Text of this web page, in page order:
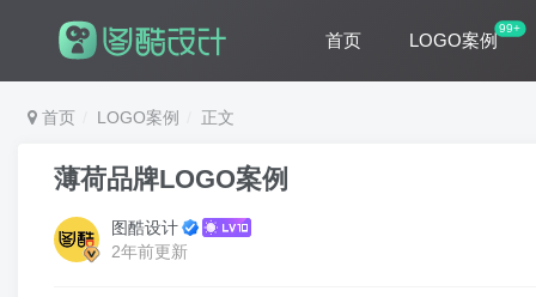
首页 LOGO案例
99+
首页 LOGO案例 正文
薄荷品牌LOGO案例
图酷设计
2年前更新